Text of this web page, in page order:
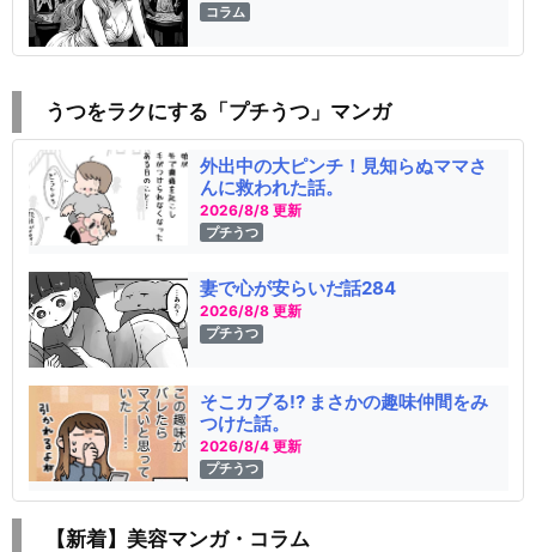
コラム
うつをラクにする「プチうつ」マンガ
外出中の大ピンチ！見知らぬママさ
んに救われた話。
2026/8/8 更新
プチうつ
妻で心が安らいだ話284
2026/8/8 更新
プチうつ
そこカブる!? まさかの趣味仲間をみ
つけた話。
2026/8/4 更新
プチうつ
【新着】美容マンガ・コラム